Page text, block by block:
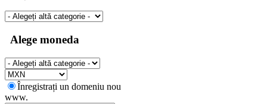
Alege moneda
Înregistrați un domeniu nou
www.